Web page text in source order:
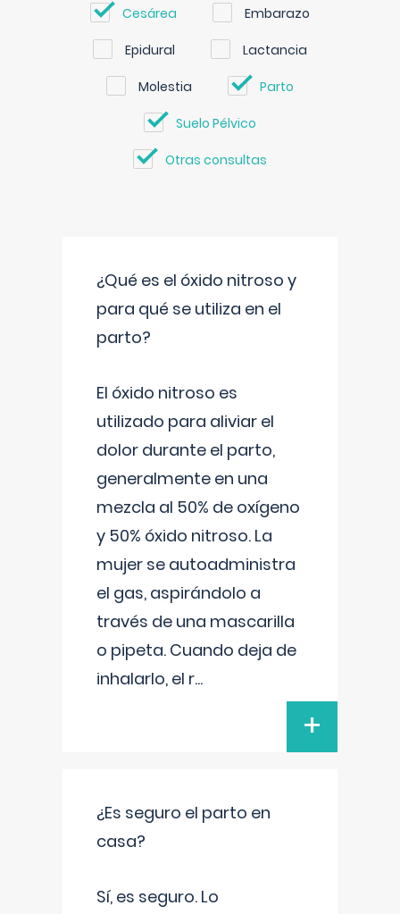
Cesárea Embarazo
Epidural Lactancia
Molestia Parto
Suelo Pélvico
Otras consultas
¿Qué es el óxido nitroso y
para qué se utiliza en el
parto?
El óxido nitroso es
utilizado para aliviar el
dolor durante el parto,
generalmente en una
mezcla al 50% de oxígeno
y 50% óxido nitroso. La
mujer se autoadministra
el gas, aspirándolo a
través de una mascarilla
o pipeta. Cuando deja de
inhalarlo, el r...
+
¿Es seguro el parto en
casa?
Sí, es seguro. Lo